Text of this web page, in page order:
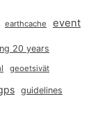
earthcache event
20 years
geoetsivät
guidelines